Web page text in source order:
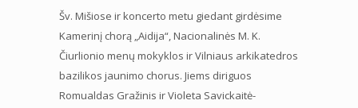
Šv. Mišiose ir koncerto metu giedant girdėsime
Kamerinį chorą „Aidija“, Nacionalinės M. K.
Čiurlionio menų mokyklos ir Vilniaus arkikatedros
bazilikos jaunimo chorus. Jiems diriguos
Romualdas Gražinis ir Violeta Savickaitė-